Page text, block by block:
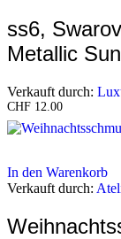
ss6,
Metallic
Verkauft durch:
CHF 12.00
In den Warenkorb
Verkauft durch: